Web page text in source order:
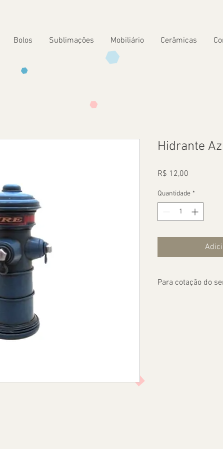
Bolos Sublimações Mobiliário Cerâmicas
Hidrante
R$ 12,00
Quantidade *
Para cotação do